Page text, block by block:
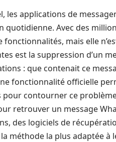
les applications de
Avec des
mais elle
est la suppression d’un
: que contenait ce
fonctionnalité officielle
contourner ce
retrouver un message
des logiciels de
méthode la plus adaptée à